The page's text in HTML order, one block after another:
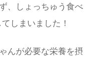
、しょっちゅう食べ
てしまいました！
んが必要な栄養を摂